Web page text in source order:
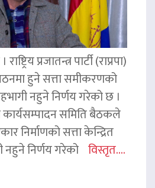
प्रजातन्त्र पार्टी (राप्रपा)
हुने सत्ता समीकरणको
नहुने निर्णय गरेको छ ।
समिति बैठकले
निर्माणको सत्ता केन्द्रित
नहुने निर्णय गरेको विस्तृत....